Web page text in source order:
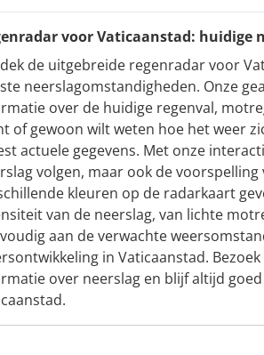
voor Vaticaanstad: huidige
de uitgebreide regenradar voor
neerslagomstandigheden. Onze
over de huidige regenval,
of gewoon wilt weten hoe het weer
actuele gegevens. Met onze
volgen, maar ook de
kleuren op de radarkaart
van de neerslag, van lichte
aan de verwachte
in Vaticaanstad.
over neerslag en blijf altijd